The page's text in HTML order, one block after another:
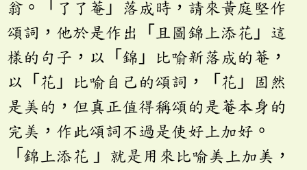
翁。「了了菴」落成時，請來黃庭堅作
頌詞，他於是作出「且圖錦上添花」這
樣的句子，以「錦」比喻新落成的菴，
以「花」比喻自己的頌詞，「花」固然
是美的，但真正值得稱頌的是菴本身的
完美，作此頌詞不過是使好上加好。
「錦上添花 」就是用來比喻美上加美，